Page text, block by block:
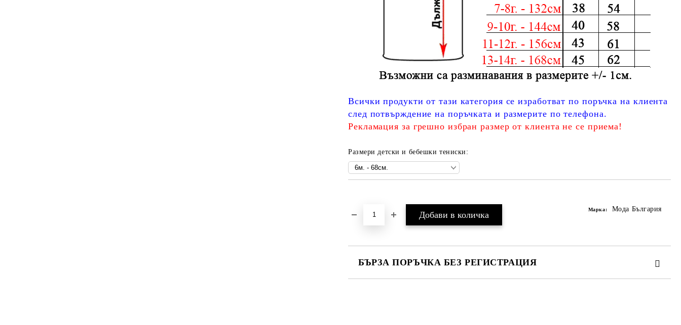
Всички продукти от тази категория се изработват по поръчка на клиента
след потвърждение на поръчката и размерите по телефона.
Рекламация за грешно избран размер от клиента не се приема!
Размери детски и бебешки тениски:
Марка: Мода България
БЪРЗА ПОРЪЧКА БЕЗ РЕГИСТРАЦИЯ